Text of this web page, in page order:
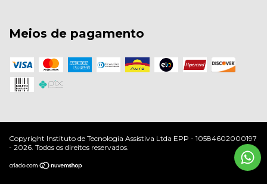
Meios de pagamento
Copyright Instituto de Tecnologia Assistiva Ltda EPP - 10584602000197
- 2026. Todos os direitos reservados.